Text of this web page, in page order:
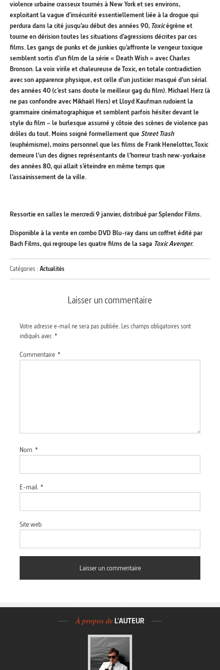
violence urbaine crasseux tournés à New York et ses environs,
exploitant la vague d’insécurité essentiellement liée à la drogue qui
perdura dans la cité jusqu’au début des années 90, Toxicégrène et
tourne en dérision toutes les situations d’agressions décrites par ces
films. Les gangs de punks et de junkies qu’affronte le vengeur toxique
semblent sortis d’un film de la série « Death Wish » avec Charles
Bronson. La voix virile et chaleureuse de Toxic, en totale contradiction
avec son apparence physique, est celle d’un justicier masqué d’un sérial
des années 40 (c’est sans doute le meilleur gag du film). Michael Herz (à
ne pas confondre avec Mikhaël Hers) et Lloyd Kaufman rudoient la
grammaire cinématographique et semblent parfois hésiter devant le
style du film – le burlesque assumé y côtoie des scènes de violence pas
drôles du tout. Moins soigné formellement que Street Trash
(euphémisme), moins personnel que les films de Frank Henelotter, Toxic
demeure l’un des dignes représentants de l’horreur trash new-yorkaise
des années 80, qui allait s’éteindre en même temps que
l’assainissement de la ville.
Ressortie en salles le mercredi 9 janvier, distribué par Splendor Films.
Disponible à la vente en combo DVD Blu-ray dans un coffret édité par
Bach Films, qui regroupe les quatre films de la saga Toxic Avenger.
Catégories : Actualités
Laisser un commentaire
Votre adresse e-mail ne sera pas publiée. Les champs obligatoires sont
indiqués avec *
Commentaire *
Nom *
E-mail *
Site web
À propos de L'AUTEUR